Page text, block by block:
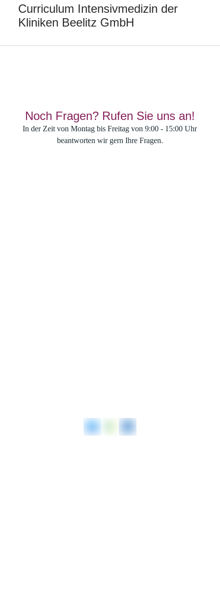
Curriculum Intensivmedizin der
Kliniken Beelitz GmbH
Noch Fragen? Rufen Sie uns an!
In der Zeit von Montag bis Freitag von 9:00 - 15:00 Uhr
beantworten wir gern Ihre Fragen.